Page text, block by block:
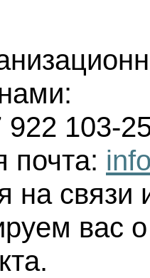
103-
почта:
на связи
вас